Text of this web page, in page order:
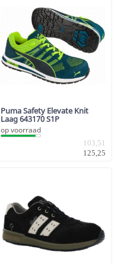
Puma Safety Elevate Knit
Laag 643170 S1P
op voorraad
103,51
125,25